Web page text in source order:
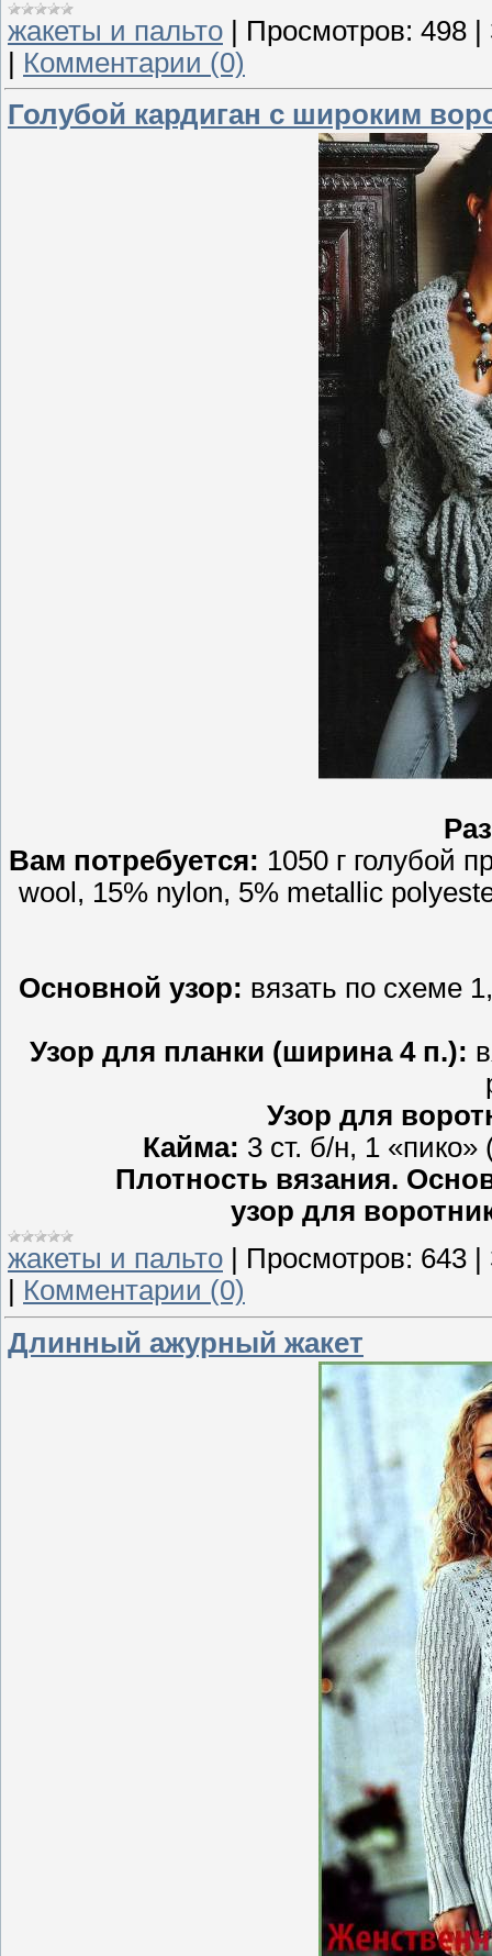
жакеты и пальто | Просмотров: 498 |
| Комментарии (0)
Голубой кардиган с широким
Вам потребуется: 1050 г голубой
wool, 15% nylon, 5% metallic
Основной узор: вязать по схеме
Узор для планки (ширина 4 п.):
Узор для
Кайма: 3 ст. б/н, 1
Плотность вязания.
узор для
жакеты и пальто
Просмотров: 643
Комментарии (0)
Длинный ажурный жакет